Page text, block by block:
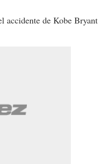
accidente de Kobe Bryant